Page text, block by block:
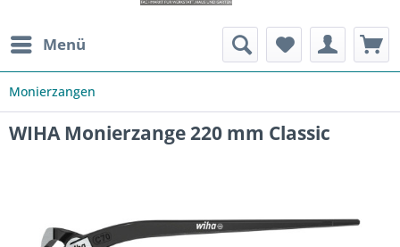
Menü
Monierzangen
WIHA Monierzange 220 mm Classic